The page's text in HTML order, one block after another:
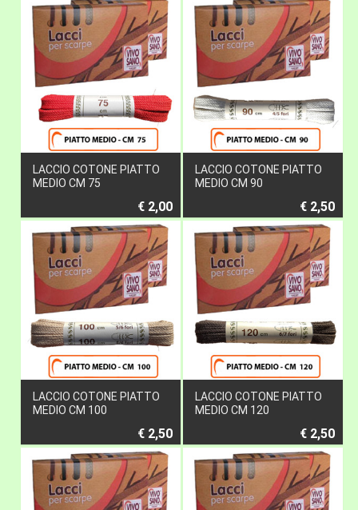
LACCIO COTONE PIATTO
MEDIO CM 75
€ 2,00
LACCIO COTONE PIATTO
MEDIO CM 90
€ 2,50
LACCIO COTONE PIATTO
MEDIO CM 100
€ 2,50
LACCIO COTONE PIATTO
MEDIO CM 120
€ 2,50